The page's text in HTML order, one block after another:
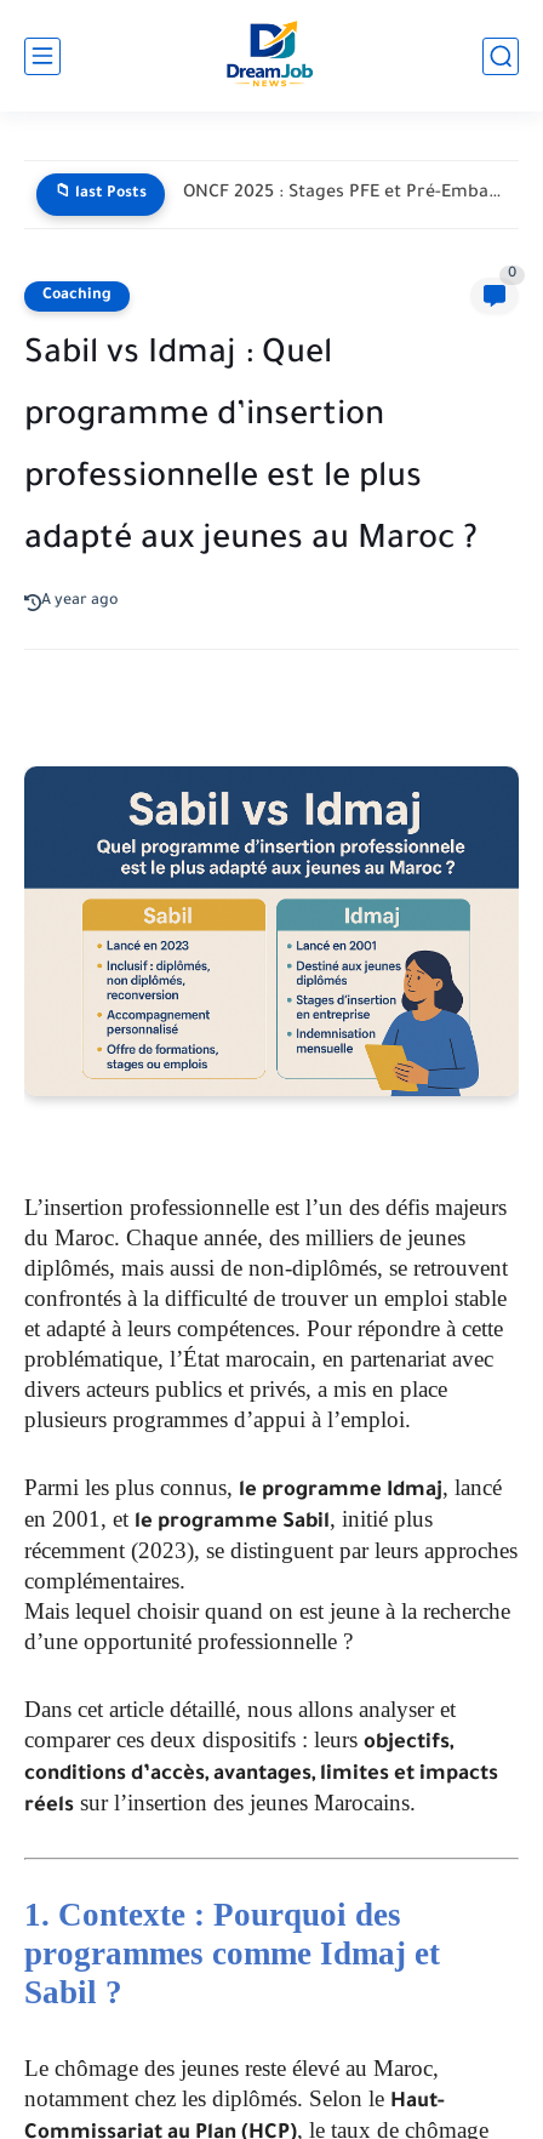
📁 last Posts ONCF 2025 : Stages PFE et Pré-Embauche pour Étudiants –...
Coaching
0
Sabil vs Idmaj : Quel
programme d’insertion
professionnelle est le plus
adapté aux jeunes au Maroc ?
A year ago
L’insertion professionnelle est l’un des défis majeurs
du Maroc. Chaque année, des milliers de jeunes
diplômés, mais aussi de non-diplômés, se retrouvent
confrontés à la difficulté de trouver un emploi stable
et adapté à leurs compétences. Pour répondre à cette
problématique, l’État marocain, en partenariat avec
divers acteurs publics et privés, a mis en place
plusieurs programmes d’appui à l’emploi.
Parmi les plus connus, le programme Idmaj, lancé
en 2001, et le programme Sabil, initié plus
récemment (2023), se distinguent par leurs approches
complémentaires.
Mais lequel choisir quand on est jeune à la recherche
d’une opportunité professionnelle ?
Dans cet article détaillé, nous allons analyser et
comparer ces deux dispositifs : leurs objectifs,
conditions d’accès, avantages, limites et impacts
réels sur l’insertion des jeunes Marocains.
1. Contexte : Pourquoi des
programmes comme Idmaj et
Sabil ?
Le chômage des jeunes reste élevé au Maroc,
notamment chez les diplômés. Selon le Haut-
, le taux de chômage